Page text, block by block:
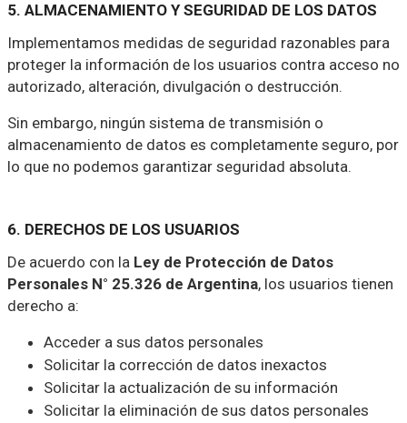
5. ALMACENAMIENTO Y SEGURIDAD DE LOS DATOS
Implementamos medidas de seguridad razonables para
proteger la información de los usuarios contra acceso no
autorizado, alteración, divulgación o destrucción.
Sin embargo, ningún sistema de transmisión o
almacenamiento de datos es completamente seguro, por
lo que no podemos garantizar seguridad absoluta.
6. DERECHOS DE LOS USUARIOS
De acuerdo con la Ley de Protección de Datos
Personales N° 25.326 de Argentina, los usuarios tienen
derecho a:
Acceder a sus datos personales
Solicitar la corrección de datos inexactos
Solicitar la actualización de su información
Solicitar la eliminación de sus datos personales